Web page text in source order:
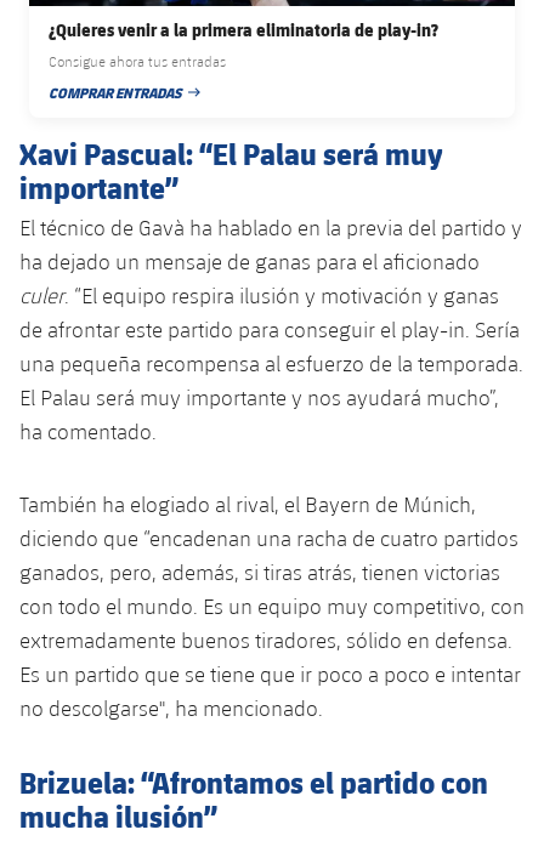
¿Quieres venir a la primera eliminatoria de play-in?
Consigue ahora tus entradas
COMPRAR ENTRADAS
FECHA DE PUBLICACIÓN
Xavi Pascual: “El Palau será muy
importante”
El técnico de Gavà ha hablado en la previa del partido y
ha dejado un mensaje de ganas para el aficionado
culer. “El equipo respira ilusión y motivación y ganas
de afrontar este partido para conseguir el play-in. Sería
una pequeña recompensa al esfuerzo de la temporada.
El Palau será muy importante y nos ayudará mucho”,
ha comentado.
También ha elogiado al rival, el Bayern de Múnich,
diciendo que “encadenan una racha de cuatro partidos
ganados, pero, además, si tiras atrás, tienen victorias
con todo el mundo. Es un equipo muy competitivo, con
extremadamente buenos tiradores, sólido en defensa.
Es un partido que se tiene que ir poco a poco e intentar
no descolgarse", ha mencionado.
Brizuela: “Afrontamos el partido con
mucha ilusión”